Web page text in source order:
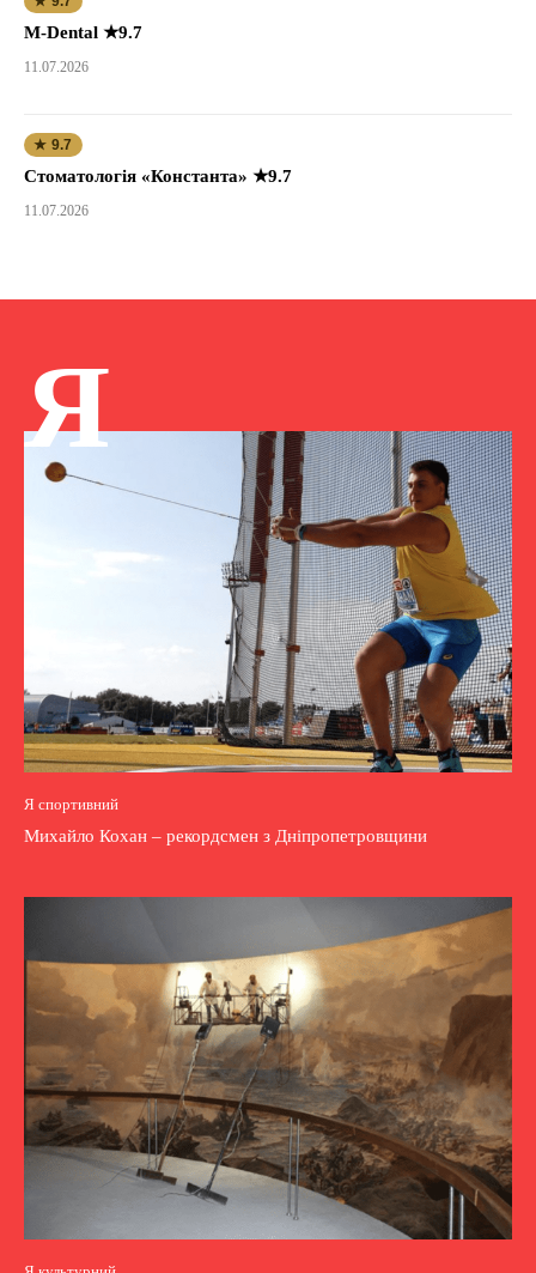
M-Dental ★9.7
11.07.2026
★ 9.7
Стоматологія «Константа» ★9.7
11.07.2026
Я
Я спортивний
Михайло Кохан – рекордсмен з Дніпропетровщини